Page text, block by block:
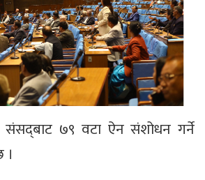
संसद्‍बाट ७९ वटा ऐन संशोधन गर्ने